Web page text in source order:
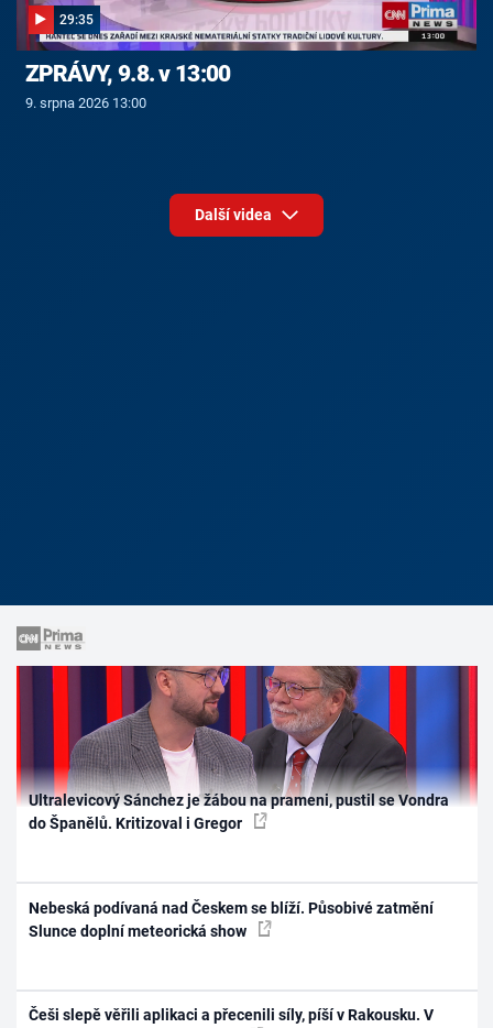
29:35
ZPRÁVY, 9.8. v 13:00
9. srpna 2026 13:00
Další videa
Ultralevicový Sánchez je žábou na prameni, pustil se Vondra
do Španělů. Kritizoval i Gregor
Nebeská podívaná nad Českem se blíží. Působivé zatmění
Slunce doplní meteorická show
Češi slepě věřili aplikaci a přecenili síly, píší v Rakousku. V